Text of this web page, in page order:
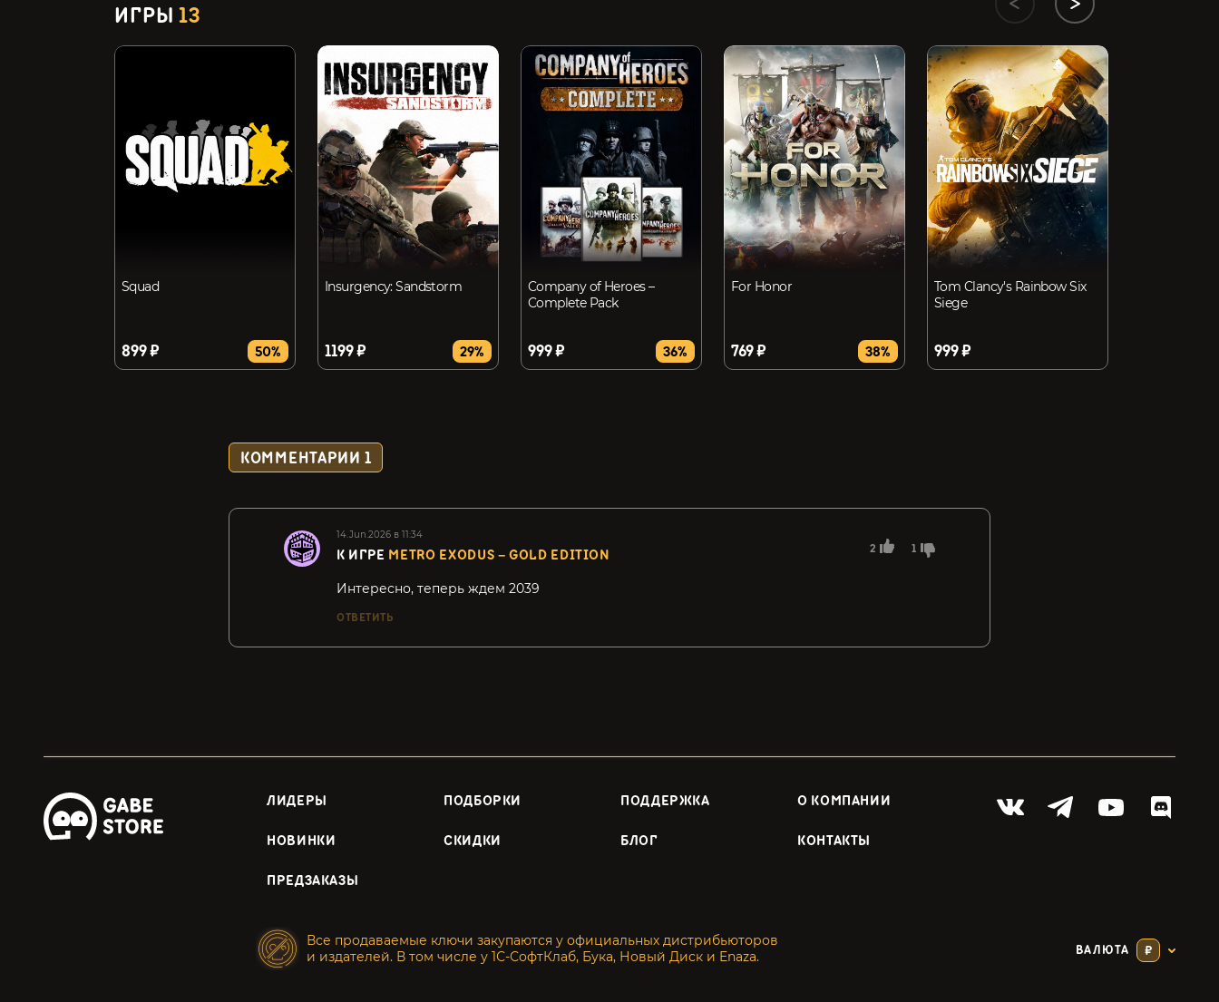
ИГРЫ 13
Squad
899 ₽ 50%
Insurgency: Sandstorm
1199 ₽ 29%
Company of Heroes –
Complete Pack
999 ₽ 36%
For Honor
769 ₽ 38%
Tom Clancy's Rainbow Six
Siege
999 ₽
КОММЕНТАРИИ 1
14.Jun.2026 в 11:34
К ИГРЕ METRO EXODUS – GOLD EDITION 2 1
Интересно, теперь ждем 2039
ОТВЕТИТЬ
ЛИДЕРЫ ПОДБОРКИ ПОДДЕРЖКА О КОМПАНИИ
НОВИНКИ СКИДКИ БЛОГ КОНТАКТЫ
ПРЕДЗАКАЗЫ
Все продаваемые ключи закупаются у официальных дистрибьюторов
и издателей. В том числе у 1С-СофтКлаб, Бука, Новый Диск и Enaza.
ВАЛЮТА ₽